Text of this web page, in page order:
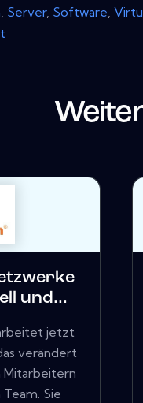
, Server, Software,
und...
jetzt
verändert
Sie